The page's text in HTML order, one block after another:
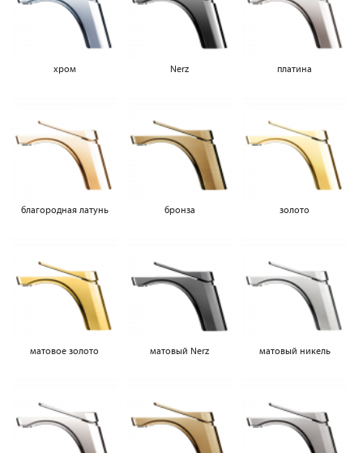
хром Nerz платина
благородная латунь бронза золото
матовое золото матовый Nerz матовый никель